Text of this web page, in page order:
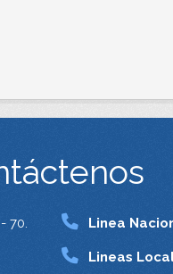
70.
Linea
Lineas